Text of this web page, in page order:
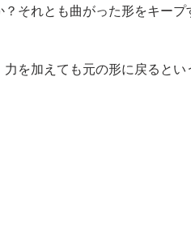
それとも曲がった形をキープ
を加えても元の形に戻るとい